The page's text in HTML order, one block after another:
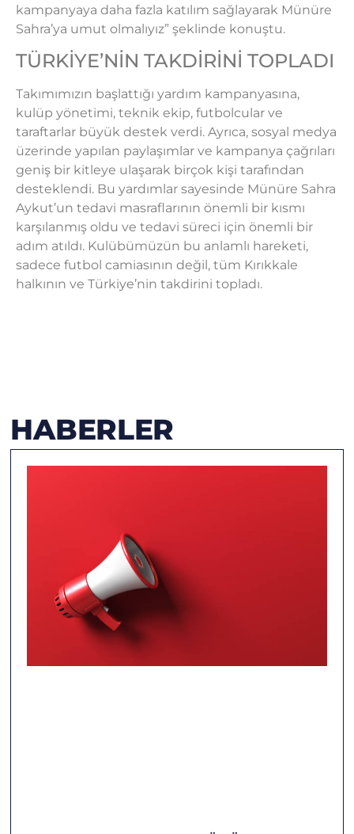
kampanyaya daha fazla katılım sağlayarak Münüre
Sahra’ya umut olmalıyız” şeklinde konuştu.
TÜRKİYE’NİN TAKDİRİNİ TOPLADI
Takımımızın başlattığı yardım kampanyasına,
kulüp yönetimi, teknik ekip, futbolcular ve
taraftarlar büyük destek verdi. Ayrıca, sosyal medya
üzerinde yapılan paylaşımlar ve kampanya çağrıları
geniş bir kitleye ulaşarak birçok kişi tarafından
desteklendi. Bu yardımlar sayesinde Münüre Sahra
Aykut’un tedavi masraflarının önemli bir kısmı
karşılanmış oldu ve tedavi süreci için önemli bir
adım atıldı. Kulübümüzün bu anlamlı hareketi,
sadece futbol camiasının değil, tüm Kırıkkale
halkının ve Türkiye’nin takdirini topladı.
HABERLER